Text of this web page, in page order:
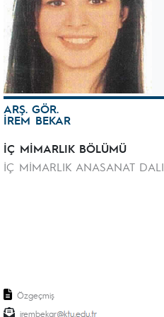
ARŞ. GÖR.
İREM BEKAR
İÇ MİMARLIK BÖLÜMÜ
İÇ MİMARLIK ANASANAT DALI
Özgeçmiş
irembekar